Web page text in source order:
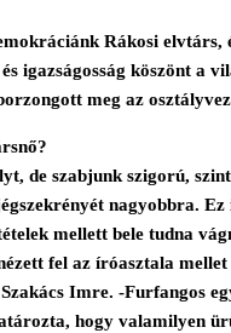
Rákosi
igazságosság köszönt a
meg az
de szabjunk szigorú,
nagyobbra.
mellett bele tudna
fel az íróasztala
Imre. -Furfangos
hogy valamilyen